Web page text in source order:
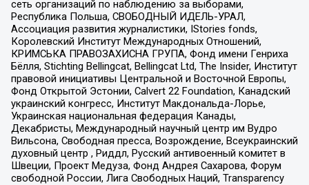
сеть организаций по наблюдению за выборами,
Республика Польша, СВОБОДНЫЙ ИДЕЛЬ-УРАЛ,
Ассоциация развития журналистики, IStories fonds,
Королевский Институт Международных Отношений,
КРИМСЬКА ПРАВОЗАХИСНА ГРУПА, Фонд имени Генриха
Бёлля, Stichting Bellingcat, Bellingcat Ltd, The Insider, Институт
правовой инициативы Центральной и Восточной Европы,
Фонд Открытой Эстонии, Calvert 22 Foundation, Канадский
украинский конгресс, Институт Макдональда-Лорье,
Украинская национальная федерация Канады,
Декабристы, Международный научный центр им Вудро
Вильсона, Свободная пресса, Возрождение, Всеукраинский
духовный центр , Риддл, Русский антивоенный комитет в
Швеции, Проект Медуза, Фонд Андрея Сахарова, Форум
свободной России, Лига Свободных Наций, Transparеncy